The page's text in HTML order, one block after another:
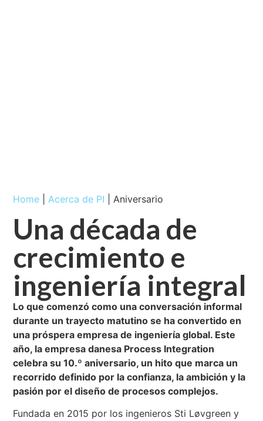
Home |Acerca de PI |Aniversario
Una década de
crecimiento e
ingeniería integral
Lo que comenzó como una conversación informal
durante un trayecto matutino se ha convertido en
una próspera empresa de ingeniería global. Este
año, la empresa danesa Process Integration
celebra su 10.º aniversario, un hito que marca un
recorrido definido por la confianza, la ambición y la
pasión por el diseño de procesos complejos.
Fundada en 2015 por los ingenieros Sti Løvgreen y